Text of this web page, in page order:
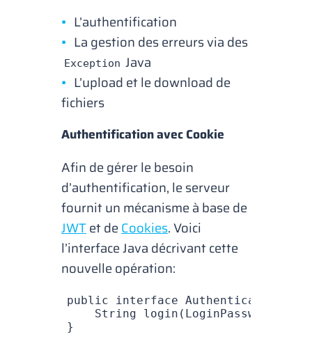
L’authentification
La gestion des erreurs via des
Exception Java
L’upload et le download de
fichiers
Authentification avec Cookie
Afin de gérer le besoin
d’authentification, le serveur
fournit un mécanisme à base de
JWTet deCookies. Voici
l’interface Java décrivant cette
nouvelle opération:
public interface AuthenticationApi
    String
login ( LoginPassword
}